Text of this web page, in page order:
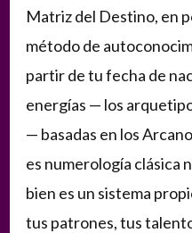
Matriz del Destino, en
método de
partir de tu fecha de
energías — los
— basadas en los
es numerología clásica
bien es un sistema
tus patrones, tus